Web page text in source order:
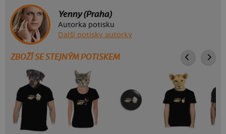
Yenny (Praha)
Autorka potisku
Další potisky autorky
ZBOŽÍ SE STEJNÝM POTISKEM